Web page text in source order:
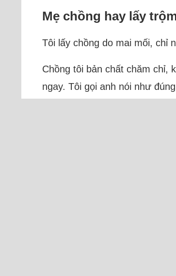
Mẹ chồng hay lấy
Tôi lấy chồng do mai mối, chỉ
Chồng tôi bản chất chăm chỉ,
ngay. Tôi gọi anh nói như